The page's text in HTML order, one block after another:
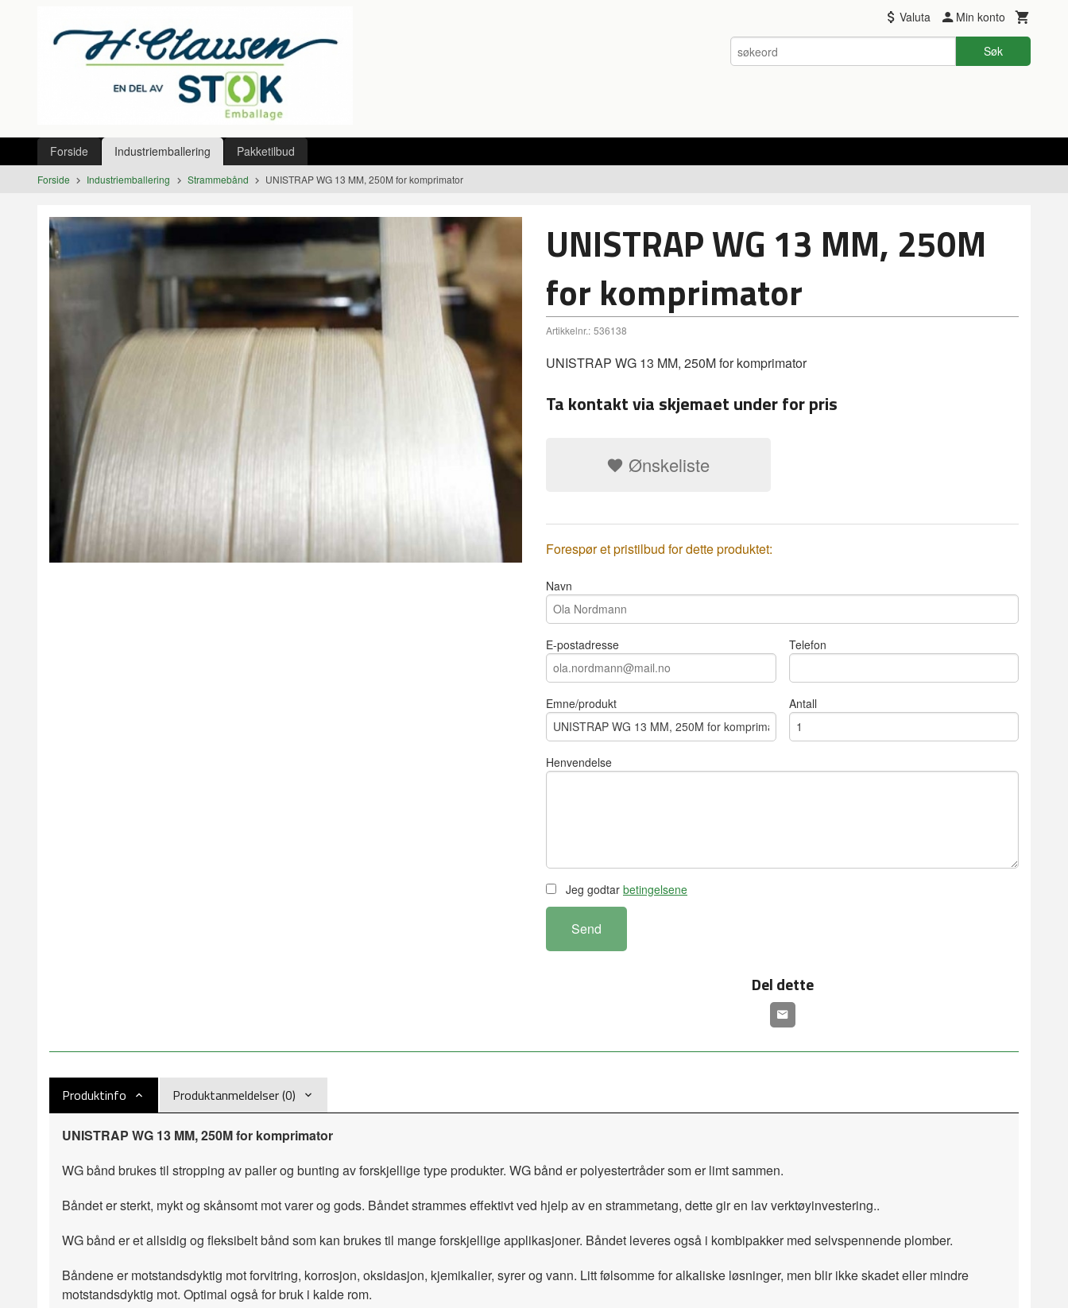
Valuta Min konto
Søk
Produkter
Forside Industriemballering Pakketilbud
Forside Industriemballering Strammebånd UNISTRAP WG 13 MM, 250M for komprimator
UNISTRAP WG 13 MM, 250M
for komprimator
Artikkelnr.: 536138
UNISTRAP WG 13 MM, 250M for komprimator
Ta kontakt via skjemaet under for pris
Ønskeliste
Forespør et pristilbud for dette produktet:
Navn
E-postadresse Telefon
Emne/produkt Antall
Henvendelse
Jeg godtar betingelsene
Send
Del dette
Produktinfo Produktanmeldelser (0)
UNISTRAP WG 13 MM, 250M for komprimator
WG bånd brukes til stropping av paller og bunting av forskjellige type produkter. WG bånd er polyestertråder som er limt sammen.
Båndet er sterkt, mykt og skånsomt mot varer og gods. Båndet strammes effektivt ved hjelp av en strammetang, dette gir en lav verktøyinvestering..
WG bånd er et allsidig og fleksibelt bånd som kan brukes til mange forskjellige applikasjoner. Båndet leveres også i kombipakker med selvspennende plomber.
Båndene er motstandsdyktig mot forvitring, korrosjon, oksidasjon, kjemikalier, syrer og vann. Litt følsomme for alkaliske løsninger, men blir ikke skadet eller mindre
motstandsdyktig mot. Optimal også for bruk i kalde rom.